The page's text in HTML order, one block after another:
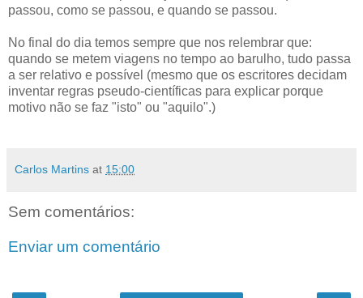
passou, como se passou, e quando se passou.
No final do dia temos sempre que nos relembrar que:
quando se metem viagens no tempo ao barulho, tudo passa
a ser relativo e possível (mesmo que os escritores decidam
inventar regras pseudo-científicas para explicar porque
motivo não se faz "isto" ou "aquilo".)
Carlos Martins at 15:00
Sem comentários:
Enviar um comentário